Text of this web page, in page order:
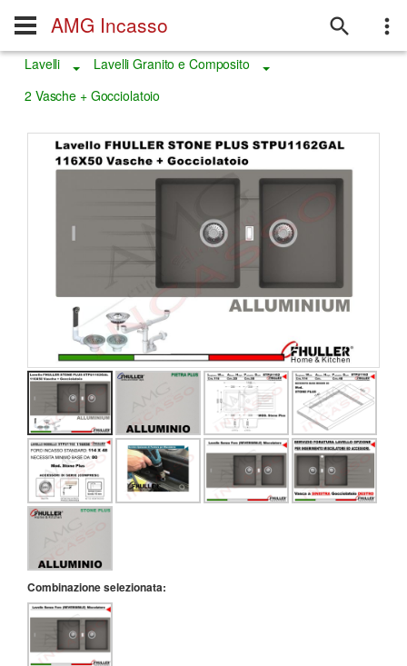
AMG Incasso
Lavelli Toggle Dropdown
Lavelli Granito e Composito
Toggle Dropdown
2 Vasche + Gocciolatoio
Combinazione selezionata: